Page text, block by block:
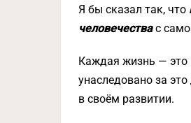
Я бы сказал так, что
человечества с
Каждая жизнь — это
унаследовано за
в своём развитии.